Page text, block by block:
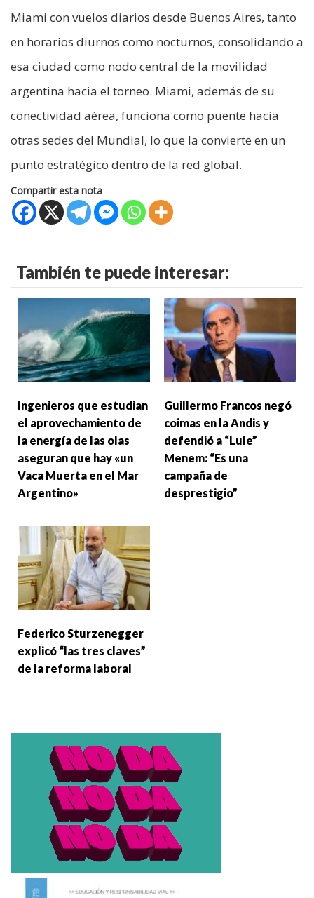
Miami con vuelos diarios desde Buenos Aires, tanto
en horarios diurnos como nocturnos, consolidando a
esa ciudad como nodo central de la movilidad
argentina hacia el torneo. Miami, además de su
conectividad aérea, funciona como puente hacia
otras sedes del Mundial, lo que la convierte en un
punto estratégico dentro de la red global.
Compartir esta nota
También te puede interesar:
Ingenieros que estudian
el aprovechamiento de
la energía de las olas
aseguran que hay «un
Vaca Muerta en el Mar
Argentino»
Guillermo Francos negó
coimas en la Andis y
defendió a “Lule”
Menem: “Es una
campaña de
desprestigio”
Federico Sturzenegger
explicó “las tres claves”
de la reforma laboral